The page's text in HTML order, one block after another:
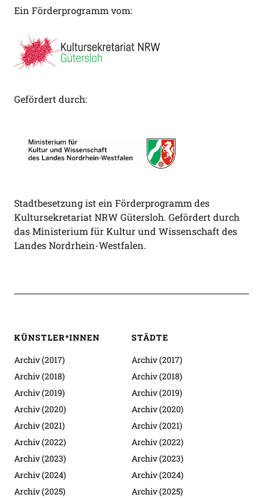
Ein Förderprogramm vom:
Gefördert durch:
Stadtbesetzung ist ein Förderprogramm des
Kultursekretariat NRW Gütersloh. Gefördert durch
das Ministerium für Kultur und Wissenschaft des
Landes Nordrhein-Westfalen.
KÜNSTLER*INNEN
Archiv (2017)
Archiv (2018)
Archiv (2019)
Archiv (2020)
Archiv (2021)
Archiv (2022)
Archiv (2023)
Archiv (2024)
Archiv (2025)
STÄDTE
Archiv (2017)
Archiv (2018)
Archiv (2019)
Archiv (2020)
Archiv (2021)
Archiv (2022)
Archiv (2023)
Archiv (2024)
Archiv (2025)